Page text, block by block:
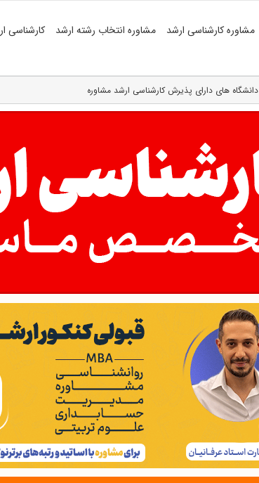
مشاوره کارشناسی ارشد مشاوره انتخاب رشته ارشد کارشناسی
دانشگاه های دارای پذیرش کارشناسی ارشد مشاوره